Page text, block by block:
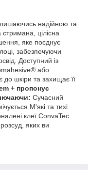
надійною та
цілісна
яке поєднує
забезпечуючи
Доступний із
або
шкіри та захищає її
+ пропонує
Сучасний
М'які та тихі
клеї ConvaTec
яких ви